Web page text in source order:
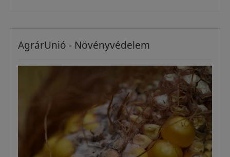
AgrárUnió - Növényvédelem